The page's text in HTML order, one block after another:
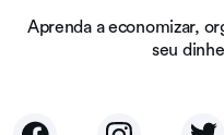
Aprenda a economizar,
seu